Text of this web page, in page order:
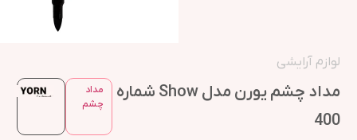
لوازم آرایشی
مداد چشم یورن مدل Show شماره
400
مداد
چشم